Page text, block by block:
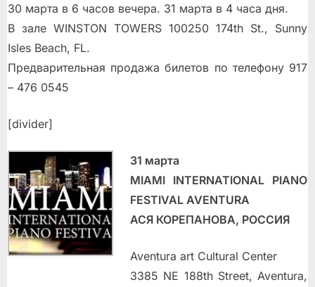
30 марта в 6 часов вечера. 31 марта в 4 часа дня.
В зале WINSTON TOWERS 100250 174th St., Sunny
Isles Beach, FL.
Предварительная продажа билетов по телефону 917
– 476 0545
[divider]
31 марта
MIAMI INTERNATIONAL PIANO
FESTIVAL AVENTURA
АСЯ КОРЕПАНОВА, РОССИЯ
Aventura art Cultural Center
3385 NE 188th Street, Aventura,